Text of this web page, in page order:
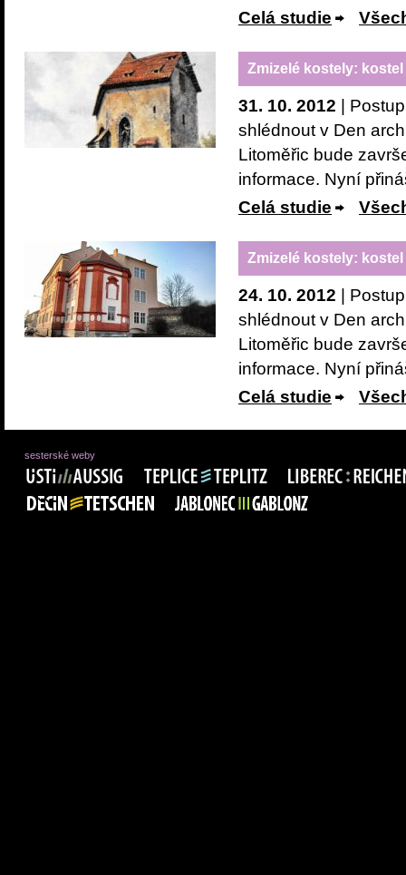
Celá studie
Zmizelé kostely: kostel
31. 10. 2012 |
shlédnout v Den
Litoměřic bude
informace. Nyní
Celá studie
Zmizelé kostely: kostel
24. 10. 2012 |
shlédnout v Den
Litoměřic bude
informace. Nyní
Celá studie
sesterské weby